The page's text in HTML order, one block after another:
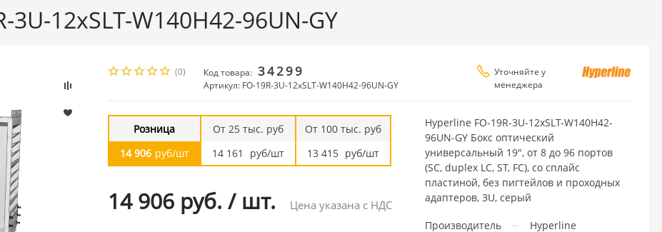
3U-12xSLT-W140H42-96UN-GY
(0) Код товара: 34299
Артикул: FO-19R-3U-12xSLT-W140H42-96UN-GY
Уточняйте у
менеджера
Розница
14 906 руб/шт
От 25 тыс. руб
14 161
руб/шт
От 100 тыс. руб
13 415 руб/шт
14 906 руб. / шт. Цена указана с НДС
Hyperline FO-19R-3U-12xSLT-W140H42-
96UN-GY Бокс оптический
универсальный 19", от 8 до 96 портов
(SC, duplex LC, ST, FC), со сплайс
пластиной, без пигтейлов и проходных
адаптеров, 3U, серый
Производитель Hyperline